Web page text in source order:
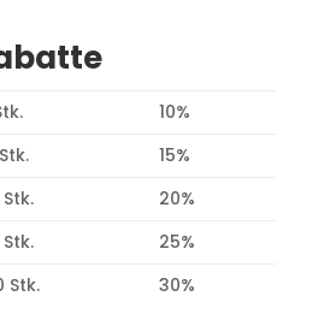
10%
15%
20%
25%
Stk.
30%